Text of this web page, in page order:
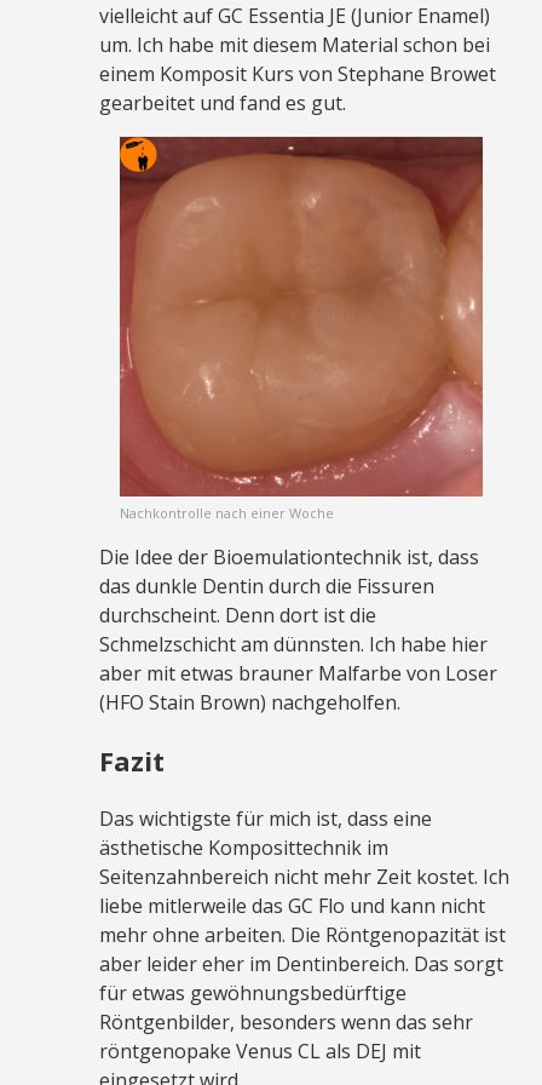
vielleicht auf GC Essentia JE (Junior Enamel)
um. Ich habe mit diesem Material schon bei
einem Komposit Kurs von Stephane Browet
gearbeitet und fand es gut.
Nachkontrolle nach einer Woche
Die Idee der Bioemulationtechnik ist, dass
das dunkle Dentin durch die Fissuren
durchscheint. Denn dort ist die
Schmelzschicht am dünnsten. Ich habe hier
aber mit etwas brauner Malfarbe von Loser
(HFO Stain Brown) nachgeholfen.
Fazit
Das wichtigste für mich ist, dass eine
ästhetische Komposittechnik im
Seitenzahnbereich nicht mehr Zeit kostet. Ich
liebe mitlerweile das GC Flo und kann nicht
mehr ohne arbeiten. Die Röntgenopazität ist
aber leider eher im Dentinbereich. Das sorgt
für etwas gewöhnungsbedürftige
Röntgenbilder, besonders wenn das sehr
röntgenopake Venus CL als DEJ mit